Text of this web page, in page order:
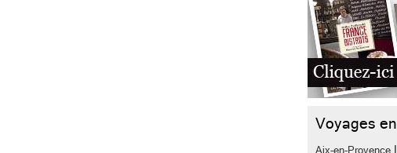
Voyages en
Aix-en-Provence